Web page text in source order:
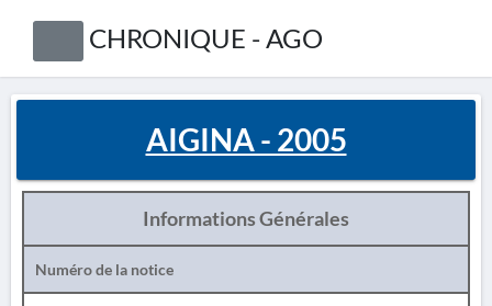
CHRONIQUE - AGO
AIGINA - 2005
Informations Générales
Numéro de la notice